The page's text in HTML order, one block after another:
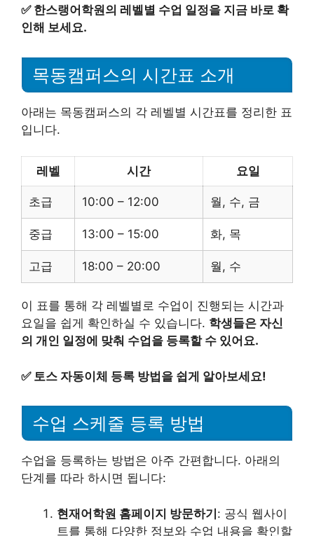
✅ 한스랭어학원의 레벨별 수업 일정을 지금 바로 확
인해 보세요.
목동캠퍼스의 시간표 소개
아래는 목동캠퍼스의 각 레벨별 시간표를 정리한 표
입니다.
레벨 시간 요일
초급 10:00 – 12:00 월, 수, 금
중급 13:00 – 15:00 화, 목
고급 18:00 – 20:00 월, 수
이 표를 통해 각 레벨별로 수업이 진행되는 시간과
요일을 쉽게 확인하실 수 있습니다. 학생들은 자신
의 개인 일정에 맞춰 수업을 등록할 수 있어요.
✅ 토스 자동이체 등록 방법을 쉽게 알아보세요!
수업 스케줄 등록 방법
수업을 등록하는 방법은 아주 간편합니다. 아래의
단계를 따라 하시면 됩니다:
현재어학원 홈페이지 방문하기: 공식 웹사이
트를 통해 다양한 정보와 수업 내용을 확인할